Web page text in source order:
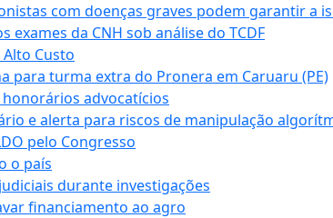
com doenças graves podem garantir a
da CNH sob análise do TCDF
Custo
turma extra do Pronera em Caruaru (PE)
advocatícios
e alerta para riscos de manipulação
pelo Congresso
o país
durante investigações
financiamento ao agro